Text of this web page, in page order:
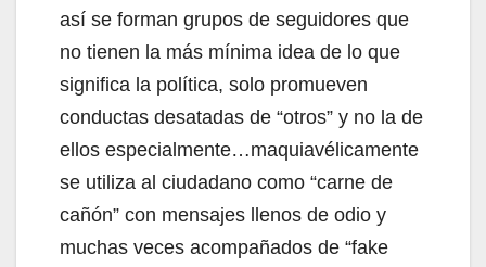
así se forman grupos de seguidores que
no tienen la más mínima idea de lo que
significa la política, solo promueven
conductas desatadas de “otros” y no la de
ellos especialmente…maquiavélicamente
se utiliza al ciudadano como “carne de
cañón” con mensajes llenos de odio y
muchas veces acompañados de “fake